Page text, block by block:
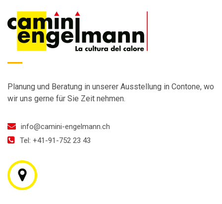
Planung und Beratung in unserer Ausstellung in Contone, wo
wir uns gerne für Sie Zeit nehmen.
info@camini-engelmann.ch
Tel: +41-91-752 23 43